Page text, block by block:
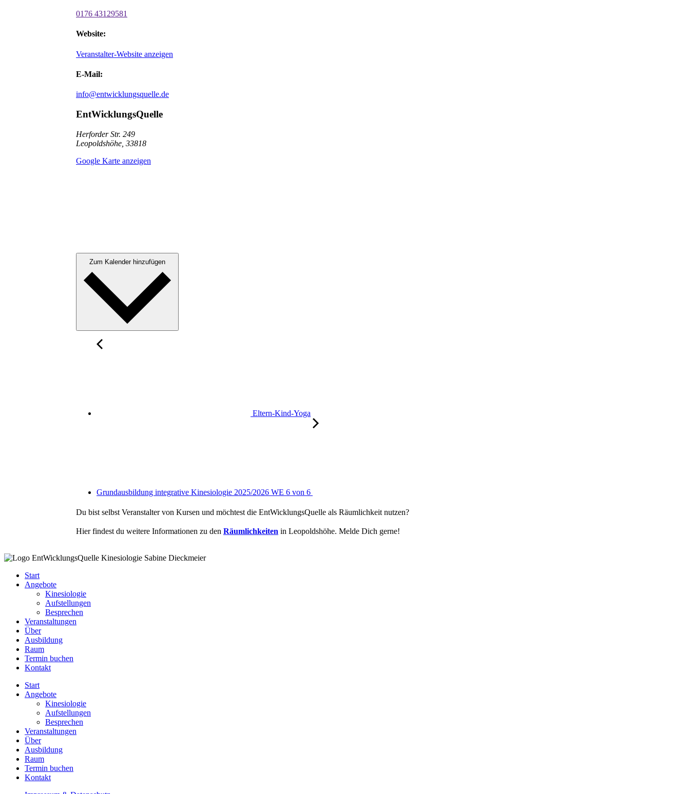
0176 43129581
Website:
Veranstalter-Website anzeigen
E-Mail:
info@entwicklungsquelle.de
EntWicklungsQuelle
Herforder Str. 249
Leopoldshöhe 33818
Google Karte anzeigen
Eltern-Kind-Yoga
Grundausbildung integrative Kinesiologie 2025/2026 WE 6 von 6
Du bist selbst Veranstalter von Kursen und möchtest die EntWicklungsQuelle als Räumlichkeit nutzen?
Hier findest du weitere Informationen zu den Räumlichkeiten in Leopoldshöhe. Melde Dich gerne!
Start
Angebote
Kinesiologie
Aufstellungen
Besprechen
Veranstaltungen
Über
Ausbildung
Raum
Termin buchen
Kontakt
Start
Angebote
Kinesiologie
Aufstellungen
Besprechen
Veranstaltungen
Über
Ausbildung
Raum
Termin buchen
Kontakt